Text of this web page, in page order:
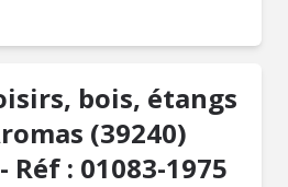
bois, étangs
(39240)
Réf : 01083-1975